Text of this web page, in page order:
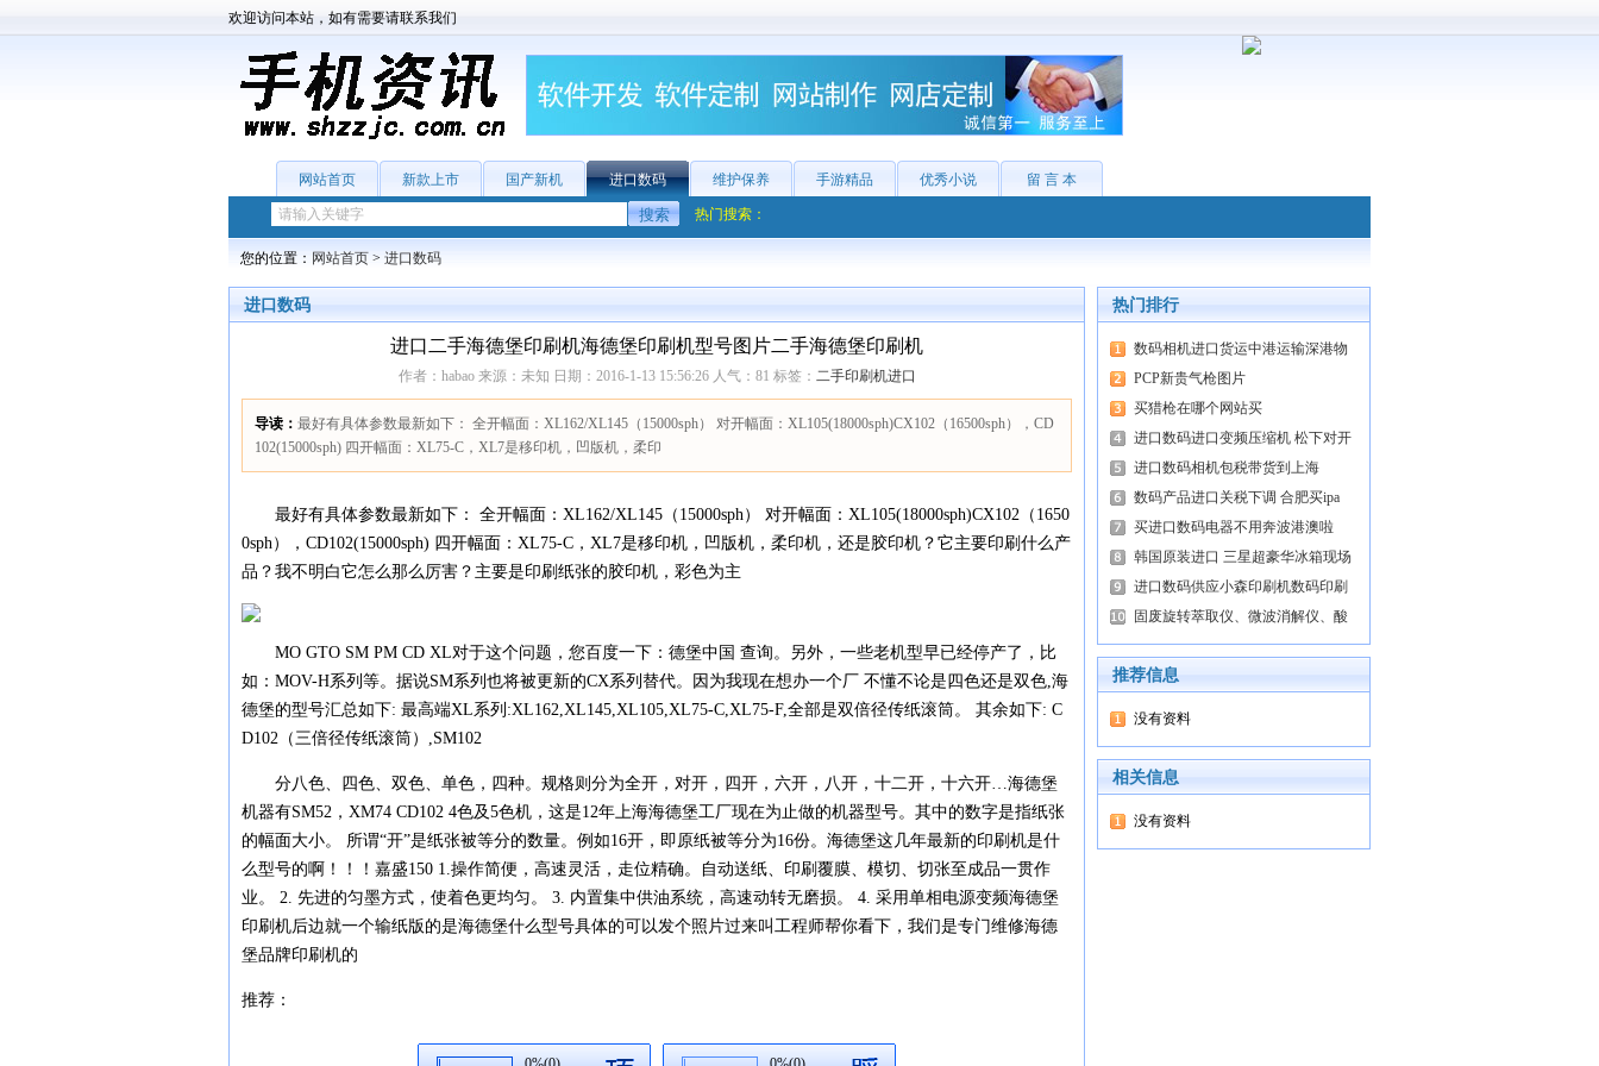
欢迎访问本站，如有需要请联系我们
网站首页 新款上市 国产新机 进口数码 维护保养 手游精品 优秀小说 留 言 本
热门搜索：
您的位置： 网站首页 > 进口数码
进口数码
进口二手海德堡印刷机海德堡印刷机型号图片二手海德堡印刷机
作者：habao 来源：未知 日期：2016-1-13 15:56:26 人气： 81 标签： 二手印刷机进口
导读： 最好有具体参数最新如下： 全开幅面：XL162/XL145（15000sph） 对开幅面：XL105(18000sph)CX102（16500sph），CD
102(15000sph) 四开幅面：XL75-C，XL7是移印机，凹版机，柔印
最好有具体参数最新如下： 全开幅面：XL162/XL145（15000sph） 对开幅面：XL105(18000sph)CX102（1650
0sph），CD102(15000sph) 四开幅面：XL75-C，XL7是移印机，凹版机，柔印机，还是胶印机？它主要印刷什么产
品？我不明白它怎么那么厉害？主要是印刷纸张的胶印机，彩色为主
MO GTO SM PM CD XL对于这个问题，您百度一下：德堡中国 查询。另外，一些老机型早已经停产了，比
如：MOV-H系列等。据说SM系列也将被更新的CX系列替代。因为我现在想办一个厂 不懂不论是四色还是双色,海
德堡的型号汇总如下: 最高端XL系列:XL162,XL145,XL105,XL75-C,XL75-F,全部是双倍径传纸滚筒。 其余如下: C
D102（三倍径传纸滚筒）,SM102
分八色、四色、双色、单色，四种。规格则分为全开，对开，四开，六开，八开，十二开，十六开…海德堡
机器有SM52，XM74 CD102 4色及5色机，这是12年上海海德堡工厂现在为止做的机器型号。其中的数字是指纸张
的幅面大小。 所谓“开”是纸张被等分的数量。例如16开，即原纸被等分为16份。海德堡这几年最新的印刷机是什
么型号的啊！！！嘉盛150 1.操作简便，高速灵活，走位精确。自动送纸、印刷覆膜、模切、切张至成品一贯作
业。 2. 先进的匀墨方式，使着色更均匀。 3. 内置集中供油系统，高速动转无磨损。 4. 采用单相电源变频海德堡
印刷机后边就一个输纸版的是海德堡什么型号具体的可以发个照片过来叫工程师帮你看下，我们是专门维修海德
堡品牌印刷机的
推荐：
热门排行
数码相机进口货运中港运输深港物
PCP新贵气枪图片
买猎枪在哪个网站买
进口数码进口变频压缩机 松下对开
进口数码相机包税带货到上海
数码产品进口关税下调 合肥买ipa
买进口数码电器不用奔波港澳啦
韩国原装进口 三星超豪华冰箱现场
进口数码供应小森印刷机数码印刷
固废旋转萃取仪、微波消解仪、酸
推荐信息
没有资料
相关信息
没有资料